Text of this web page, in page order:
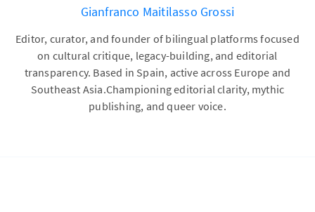
Gianfranco Maitilasso Grossi
Editor, curator, and founder of bilingual platforms focused
on cultural critique, legacy-building, and editorial
transparency. Based in Spain, active across Europe and
Southeast Asia.Championing editorial clarity, mythic
publishing, and queer voice.